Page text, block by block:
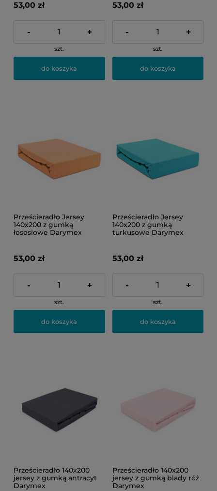
53,00 zł
- +
szt.
do koszyka
53,00 zł
- +
szt.
do koszyka
Prześcieradło Jersey
140x200 z gumką
łososiowe Darymex
53,00 zł
- +
szt.
do koszyka
Prześcieradło Jersey
140x200 z gumką
turkusowe Darymex
53,00 zł
- +
szt.
do koszyka
Prześcieradło 140x200
jersey z gumką antracyt
Darymex
Prześcieradło 140x200
jersey z gumką blady róż
Darymex